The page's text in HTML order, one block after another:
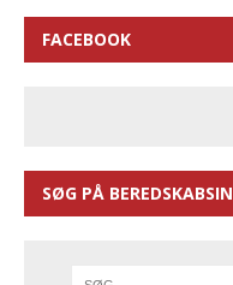
FACEBOOK
SØG PÅ